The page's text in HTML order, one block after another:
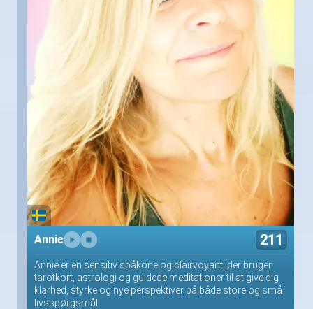
Annie 211
Annie er en sensitiv spåkone og clairvoyant, der bruger
tarotkort, astrologi og guidede meditationer til at give dig
klarhed, styrke og nye perspektiver på både store og små
livsspørgsmål